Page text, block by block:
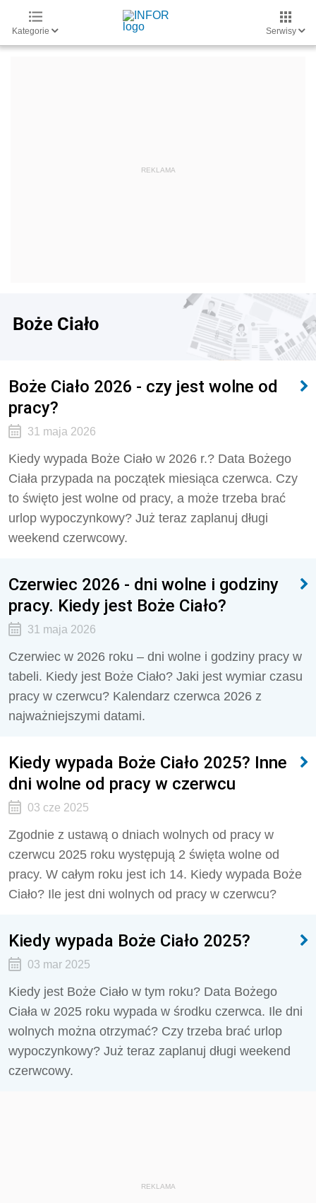
Kategorie Serwisy
Boże Ciało
Boże Ciało 2026 - czy jest wolne od
pracy?
31 maja 2026
Kiedy wypada Boże Ciało w 2026 r.? Data Bożego
Ciała przypada na początek miesiąca czerwca. Czy
to święto jest wolne od pracy, a może trzeba brać
urlop wypoczynkowy? Już teraz zaplanuj długi
weekend czerwcowy.
Czerwiec 2026 - dni wolne i godziny
pracy. Kiedy jest Boże Ciało?
31 maja 2026
Czerwiec w 2026 roku – dni wolne i godziny pracy w
tabeli. Kiedy jest Boże Ciało? Jaki jest wymiar czasu
pracy w czerwcu? Kalendarz czerwca 2026 z
najważniejszymi datami.
Kiedy wypada Boże Ciało 2025? Inne
dni wolne od pracy w czerwcu
03 cze 2025
Zgodnie z ustawą o dniach wolnych od pracy w
czerwcu 2025 roku występują 2 święta wolne od
pracy. W całym roku jest ich 14. Kiedy wypada Boże
Ciało? Ile jest dni wolnych od pracy w czerwcu?
Kiedy wypada Boże Ciało 2025?
03 mar 2025
Kiedy jest Boże Ciało w tym roku? Data Bożego
Ciała w 2025 roku wypada w środku czerwca. Ile dni
wolnych można otrzymać? Czy trzeba brać urlop
wypoczynkowy? Już teraz zaplanuj długi weekend
czerwcowy.
REKLAMA